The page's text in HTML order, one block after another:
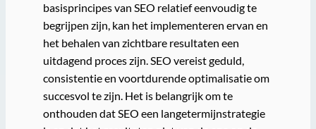
basisprincipes van SEO relatief eenvoudig te
begrijpen zijn, kan het implementeren ervan en
het behalen van zichtbare resultaten een
uitdagend proces zijn. SEO vereist geduld,
consistentie en voortdurende optimalisatie om
succesvol te zijn. Het is belangrijk om te
onthouden dat SEO een langetermijnstrategie